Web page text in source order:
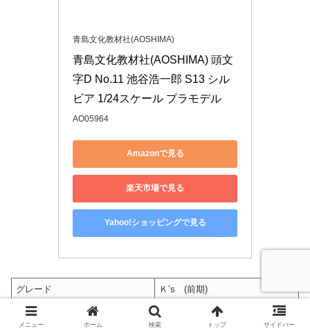
青島文化教材社(AOSHIMA)
青島文化教材社(AOSHIMA) 頭文
字D No.11 池谷浩一郎 S13 シル
ビア 1/24スケール プラモデル
AO05964
Amazonで見る
楽天市場で見る
Yahoo!ショッピングで見る
グレード Ｋ’s (前期)
排気量
メニュー ホーム 検索 トップ サイドバー